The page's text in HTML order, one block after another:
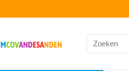
Search
for: